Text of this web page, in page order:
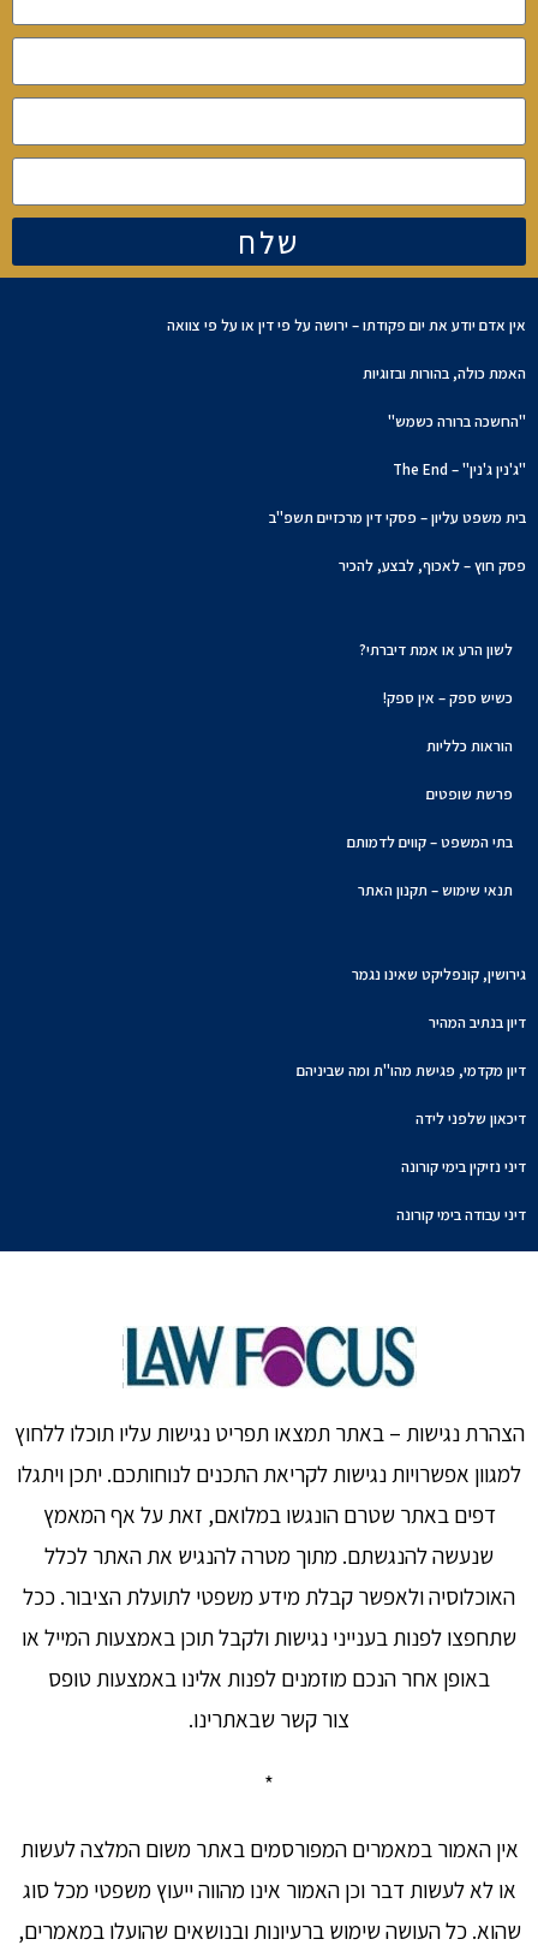
שלח
אין אדם יודע את יום פקודתו – ירושה על פי דין או על פי צוואה
האמת כולה, בהורות ובזוגיות
"החשכה ברורה כשמש"
"ג'נין ג'נין" – The End
בית משפט עליון – פסקי דין מרכזיים תשפ"ב
פסק חוץ – לאכוף, לבצע, להכיר
לשון הרע או אמת דיברתי?
כשיש ספק – אין ספק!
הוראות כלליות
פרשת שופטים
בתי המשפט – קווים לדמותם
תנאי שימוש – תקנון האתר
גירושין, קונפליקט שאינו נגמר
דיון בנתיב המהיר
דיון מקדמי, פגישת מהו"ת ומה שביניהם
דיכאון שלפני לידה
דיני נזיקין בימי קורונה
דיני עבודה בימי קורונה
הצהרת נגישות – באתר תמצאו תפריט נגישות עליו תוכלו ללחוץ
למגוון אפשרויות נגישות לקריאת התכנים לנוחותכם. יתכן ויתגלו
דפים באתר שטרם הונגשו במלואם, זאת על אף המאמץ
שנעשה להנגשתם. מתוך מטרה להנגיש את האתר לכלל
האוכלוסיה ולאפשר קבלת מידע משפטי לתועלת הציבור. ככל
שתחפצו לפנות בענייני נגישות ולקבל תוכן באמצעות המייל או
באופן אחר הנכם מוזמנים לפנות אלינו באמצעות טופס
צור קשר שבאתרינו.
*
אין האמור במאמרים המפורסמים באתר משום המלצה לעשות
או לא לעשות דבר וכן האמור אינו מהווה ייעוץ משפטי מכל סוג
שהוא. כל העושה שימוש ברעיונות ובנושאים שהועלו במאמרים,